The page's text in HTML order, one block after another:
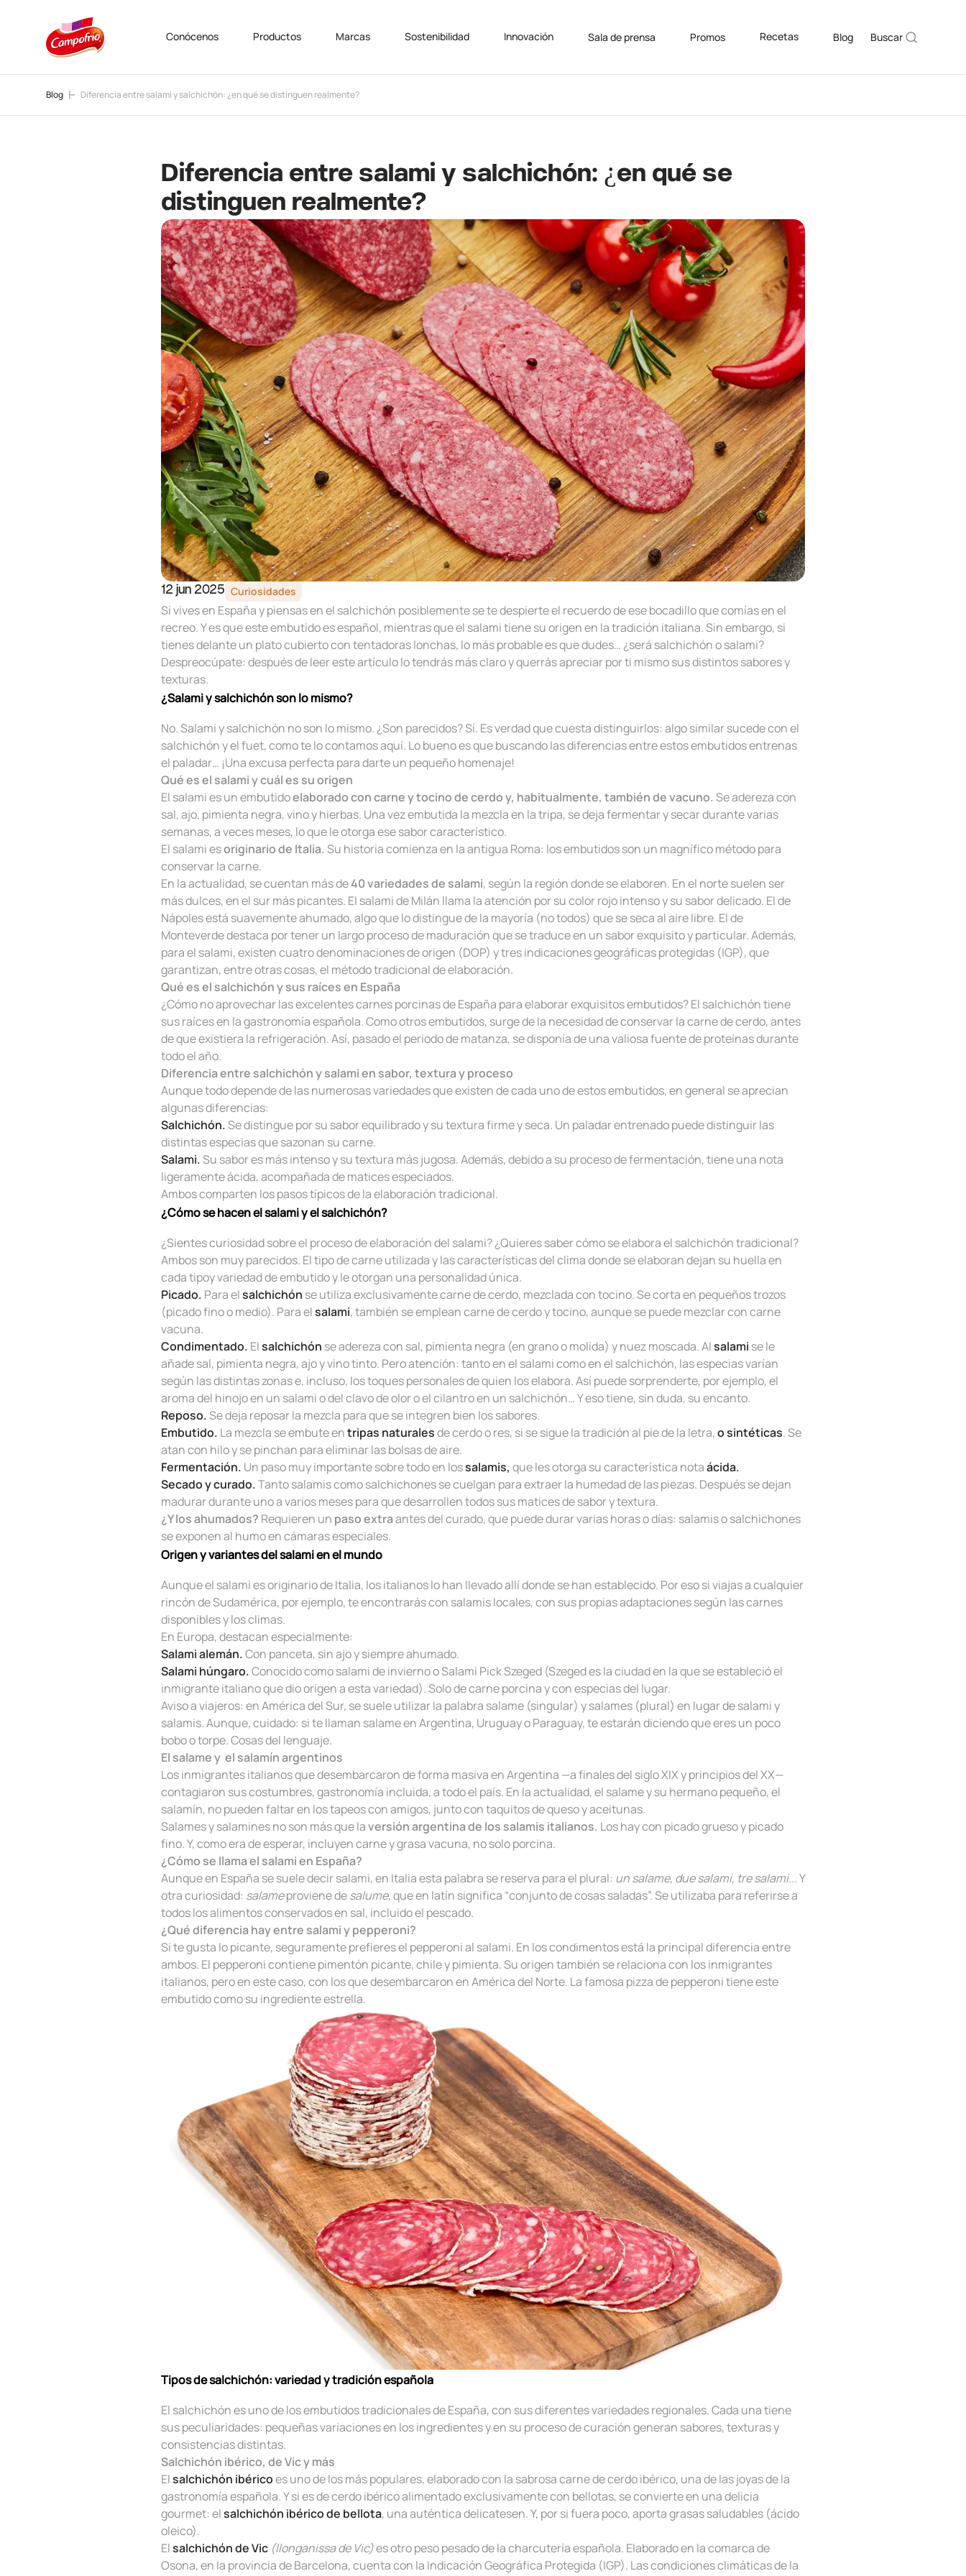
Conócenos Productos Marcas Sostenibilidad Innovación Sala de prensa Promos Recetas Blog Buscar
Blog Diferencia entre salami y salchichón: ¿en qué se distinguen realmente?
Diferencia entre salami y salchichón: ¿en qué se
distinguen realmente?
12 jun 2025 Curiosidades
Si vives en España y piensas en el salchichón posiblemente se te despierte el recuerdo de ese bocadillo que comías en el
recreo. Y es que este embutido es español, mientras que el salami tiene su origen en la tradición italiana. Sin embargo, si
tienes delante un plato cubierto con tentadoras lonchas, lo más probable es que dudes… ¿será salchichón o salami?
Despreocúpate: después de leer este artículo lo tendrás más claro y querrás apreciar por ti mismo sus distintos sabores y
texturas.
¿Salami y salchichón son lo mismo?
No. Salami y salchichón no son lo mismo. ¿Son parecidos? Sí. Es verdad que cuesta distinguirlos: algo similar sucede con el
salchichón y el fuet, como te lo contamosaquí. Lo bueno es que buscando las diferencias entre estos embutidos entrenas
el paladar… ¡Una excusa perfecta para darte un pequeño homenaje!
Qué es el salami y cuál es su origen
El salami es un embutidoelaborado con carne y tocino de cerdo y, habitualmente, también de vacuno. Se adereza con
sal, ajo, pimienta negra, vino y hierbas. Una vez embutida la mezcla en la tripa, se deja fermentar y secar durante varias
semanas, a veces meses, lo que le otorga ese sabor característico.
El salami esoriginario de Italia. Su historia comienza en la antigua Roma: los embutidos son un magnífico método para
conservar la carne.
En la actualidad, se cuentan más de40 variedadesde salami, según la región donde se elaboren. En el norte suelen ser
más dulces, en el sur más picantes. El salami de Milán llama la atención por su color rojo intenso y su sabor delicado. El de
Nápoles está suavemente ahumado, algo que lo distingue de la mayoría (no todos) que se seca al aire libre. El de
Monteverde destaca por tener un largo proceso de maduración que se traduce en un sabor exquisito y particular. Además,
para el salami, existen cuatro denominaciones de origen (DOP) y tres indicaciones geográficas protegidas (IGP), que
garantizan, entre otras cosas, el método tradicional de elaboración.
Qué es el salchichón y sus raíces en España
¿Cómo no aprovechar las excelentes carnes porcinas de España para elaborar exquisitos embutidos? El salchichón tiene
sus raíces en la gastronomía española. Como otros embutidos, surge de la necesidad de conservar la carne de cerdo, antes
de que existiera la refrigeración. Así, pasado el periodo de matanza, se disponía de una valiosa fuente de proteínas durante
todo el año.
Diferencia entre salchichón y salami en sabor, textura y proceso
Aunque todo depende de las numerosas variedades que existen de cada uno de estos embutidos, en general se aprecian
algunas diferencias:
Salchichón.Se distingue por su sabor equilibrado y su textura firme y seca. Un paladar entrenado puede distinguir las
distintas especias que sazonan su carne.
Salami.Su sabor es más intenso y su textura más jugosa. Además, debido a su proceso de fermentación, tiene una nota
ligeramente ácida, acompañada de matices especiados.
Ambos comparten los pasos típicos de la elaboración tradicional.
¿Cómo se hacen el salami y el salchichón?
¿Sientes curiosidad sobre el proceso de elaboración del salami? ¿Quieres saber cómo se elabora el salchichón tradicional?
Ambos son muy parecidos. El tipo de carne utilizada y las características del clima donde se elaboran dejan su huella en
cada tipoy variedad de embutido y le otorgan una personalidad única.
Picado. Para elsalchichón se utiliza exclusivamente carne de cerdo, mezclada con tocino. Se corta en pequeños trozos
(picado fino o medio). Para elsalami, también se emplean carne de cerdo y tocino, aunque se puede mezclar con carne
vacuna.
Condimentado. Elsalchichón se adereza con sal, pimienta negra (en grano o molida) y nuez moscada. Alsalami se le
añade sal, pimienta negra, ajo y vino tinto. Pero atención: tanto en el salami como en el salchichón, las especias varían
según las distintas zonas e, incluso, los toques personales de quien los elabora. Así puede sorprenderte, por ejemplo, el
aroma del hinojo en un salami o del clavo de olor o el cilantro en un salchichón… Y eso tiene, sin duda, su encanto.
Reposo.Se deja reposar la mezcla para que se integren bien los sabores.
Embutido. La mezcla se embute entripas naturalesde cerdo o res, si se sigue la tradición al pie de la letra,osintéticas. Se
atan con hilo y se pinchan para eliminar las bolsas de aire.
Fermentación. Un paso muy importante sobre todo en lossalamis, que les otorga su característica notaácida.
Secado y curado.Tanto salamis como salchichones se cuelgan para extraer la humedad de las piezas. Después se dejan
madurar durante uno a varios meses para que desarrollen todos sus matices de sabor y textura.
¿Y los ahumados? Requieren un paso extraantes del curado, que puede durar varias horas o días: salamis o salchichones
se exponen al humo en cámaras especiales.
Origen y variantes del salami en el mundo
Aunque el salami es originario de Italia, los italianos lo han llevado allí donde se han establecido. Por eso si viajas a cualquier
rincón de Sudamérica, por ejemplo, te encontrarás con salamis locales, con sus propias adaptaciones según las carnes
disponibles y los climas.
En Europa, destacan especialmente:
Salami alemán.Con panceta, sin ajo y siempre ahumado.
Salami húngaro.Conocido como salami de invierno o Salami Pick Szeged (Szeged es la ciudad en la que se estableció el
inmigrante italiano que dio origen a esta variedad). Solo de carne porcina y con especias del lugar.
Aviso a viajeros: en América del Sur, se suele utilizar la palabra salame (singular) y salames (plural) en lugar de salami y
salamis. Aunque, cuidado: si te llaman salame en Argentina, Uruguay o Paraguay, te estarán diciendo que eres un poco
bobo o torpe. Cosas del lenguaje.
El salame y el salamín argentinos
Los inmigrantes italianos que desembarcaron de forma masiva en Argentina —a finales del siglo XIX y principios del XX—
contagiaron sus costumbres, gastronomía incluida, a todo el país. En la actualidad, el salame y su hermano pequeño, el
salamín, no pueden faltar en los tapeos con amigos, junto con taquitos de queso y aceitunas.
Salames y salamines no son más que laversión argentina de los salamis italianos. Los hay con picado grueso y picado
fino. Y, como era de esperar, incluyen carne y grasa vacuna, no solo porcina.
¿Cómo se llama el salami en España?
Aunque en España se suele decir salami, en Italia esta palabra se reserva para el plural: un salame, due salami, tre salami...Y
otra curiosidad: salameproviene desalume,que en latín significa “conjunto de cosas saladas”. Se utilizaba para referirse a
todos los alimentos conservados en sal, incluido el pescado.
¿Qué diferencia hay entre salami y pepperoni?
Si te gusta lo picante, seguramente prefieres el pepperoni al salami. En los condimentos está la principal diferencia entre
ambos. El pepperoni contiene pimentón picante, chile y pimienta. Su origen también se relaciona con los inmigrantes
italianos, pero en este caso, con los que desembarcaron en América del Norte. La famosa pizza de pepperonitiene este
embutido como su ingrediente estrella.
Tipos de salchichón: variedad y tradición española
El salchichón es uno de los embutidos tradicionales de España, con sus diferentes variedades regionales. Cada una tiene
sus peculiaridades: pequeñas variaciones en los ingredientes y en su proceso de curación generan sabores, texturas y
consistencias distintas.
Salchichón ibérico, de Vic y más
Elsalchichón ibéricoes uno de los más populares, elaborado con la sabrosa carne de cerdo ibérico, una de las joyas de la
gastronomía española. Y si es de cerdo ibérico alimentado exclusivamente con bellotas, se convierte en una delicia
gourmet: elsalchichón ibérico de bellota, una auténtica delicatesen. Y, por si fuera poco, aporta grasas saludables (ácido
oleico).
Elsalchichón de Vic (llonganissa de Vic)es otro peso pesado de la charcutería española. Elaborado en la comarca de
Osona, en la provincia de Barcelona, cuenta con la Indicación Geográfica Protegida (IGP). Las condiciones climáticas de la